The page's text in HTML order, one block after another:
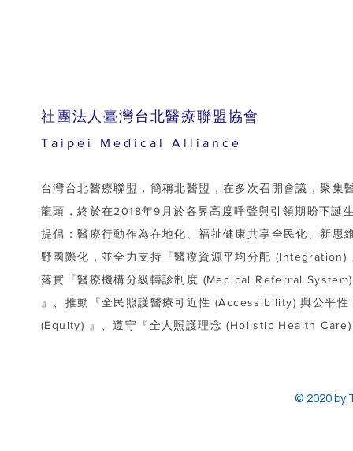
​社團法人臺灣台北醫療聯盟協會
Taipei Medical Alliance
台灣台北醫療聯盟，簡稱北醫盟，在多次召開會議，聚集
龍頭，終於在2018年9月於各界高度呼聲與引領期盼下誕
提倡：醫療行動作為在地化、福祉健康共享全民化、新思
野國際化，並全力支持『醫療資源平均分配 (Integration)
落實『醫療機構分級轉診制度 (Medical Referral System)
』、推動『全民照護醫療可近性 (Accessibility) 與公平性
(Equity) 』、遵守『全人照護理念 (Holistic Health
© 2020 by